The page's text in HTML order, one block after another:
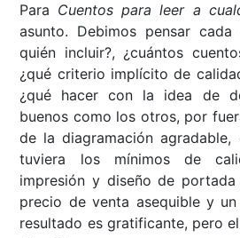
Para Cuentos para leer a
asunto. Debimos pensar cada
quién incluir?, ¿cuántos
¿qué criterio implícito de
¿qué hacer con la idea de
buenos como los otros, por
de la diagramación
tuviera los mínimos de
impresión y diseño de
precio de venta asequible y
resultado es gratificante, pero